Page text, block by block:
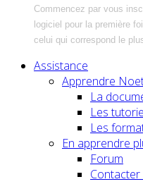
Commencez par vous
logiciel pour la première
celui qui correspond le
Assistance
Apprendre
La
Les
Les
En apprendre
Forum